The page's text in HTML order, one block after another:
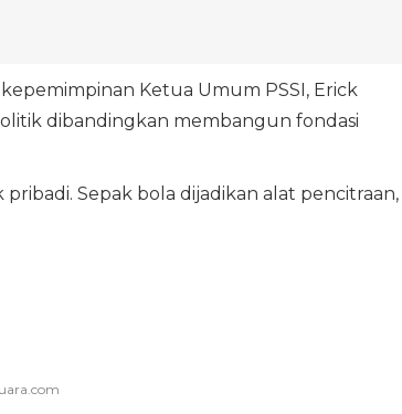
Ketua Umum PSSI, Erick
dibandingkan membangun fondasi
Sepak bola dijadikan alat pencitraan,